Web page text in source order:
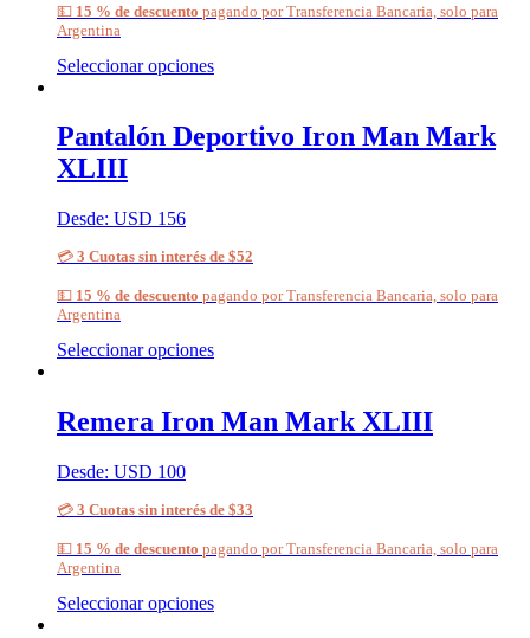
💵 15 % de descuento pagando por Transferencia Bancaria, solo para
Argentina
Seleccionar opciones
Pantalón Deportivo Iron Man Mark
XLIII
Desde: USD 156
💳 3 Cuotas sin interés de $52
💵 15 % de descuento pagando por Transferencia Bancaria, solo para
Argentina
Seleccionar opciones
Remera Iron Man Mark XLIII
Desde: USD 100
💳 3 Cuotas sin interés de $33
💵 15 % de descuento pagando por Transferencia Bancaria, solo para
Argentina
Seleccionar opciones